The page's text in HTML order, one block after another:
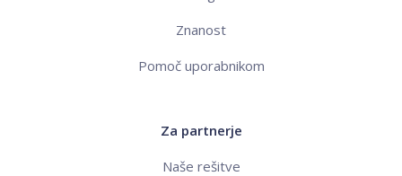
Znanost
Pomoč uporabnikom
Za partnerje
Naše rešitve